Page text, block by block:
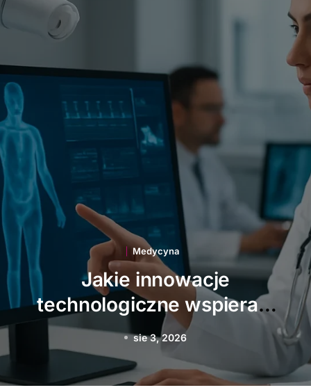
Medycyna
Jakie choroby zawodowe
najczęściej dotykają
Polaków
sie 1, 2026